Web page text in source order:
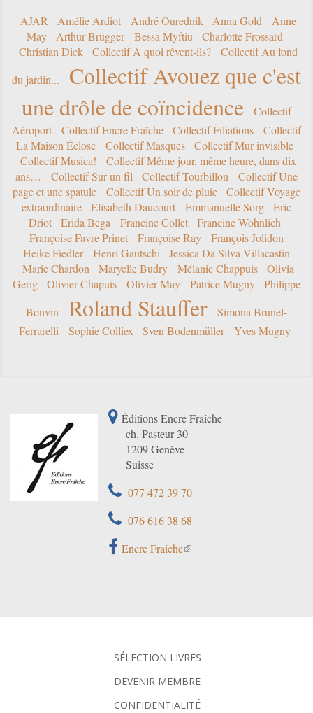
AJAR Amélie Ardiot André Ourednik Anna Gold
Anne
May
Arthur Brügger Bessa Myftiu
Charlotte Frossard
Christian Dick
Collectif A quoi rêvent-ils?
Collectif Au fond
du jardin...
Collectif Avouez que c'est
une drôle de coïncidence
Collectif
Aéroport
Collectif Encre Fraîche Collectif Filiations
Collectif
La Maison Éclose
Collectif Masques
Collectif Mur invisible
Collectif Musica!
Collectif Même jour, même heure, dans dix
ans…
Collectif Sur un fil Collectif Tourbillon
Collectif Une
page et une spatule
Collectif Un soir de pluie
Collectif Voyage
extraordinaire
Elisabeth Daucourt Emmanuelle Sorg
Eric
Driot
Erida Bega Francine Collet
Francine Wohnlich
Françoise Favre Prinet
Françoise Ray
François Jolidon
Heike Fiedler
Henri Gautschi
Jessica Da Silva Villacastín
Marie Chardon
Maryelle Budry Mélanie Chappuis
Olivia
Gerig
Olivier Chapuis Olivier May Patrice Mugny
Philippe
Bonvin
Roland Stauffer
Simona Brunel-
Ferrarelli
Sophie Colliex Sven Bodenmüller Yves Mugny
Éditions Encre Fraîche
ch. Pasteur 30
1209 Genève
Suisse
077 472 39 70
076 616 38 68
Encre Fraîche
SÉLECTION LIVRES
DEVENIR MEMBRE
CONFIDENTIALITÉ